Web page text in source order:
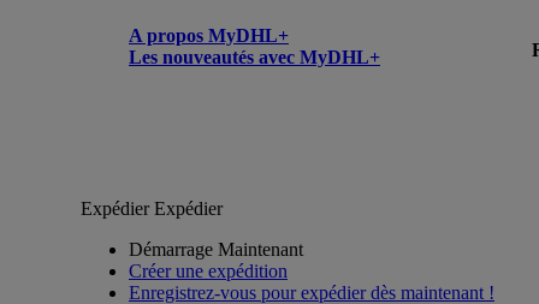
A propos MyDHL+
Les nouveautés avec MyDHL+
ExpédierExpédier
Démarrage Maintenant
Créer une expédition
Enregistrez-vous pour expédier dès maintenant !